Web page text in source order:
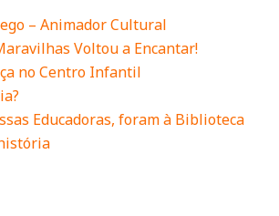
– Animador Cultural
Voltou a Encantar!
no Centro Infantil
Educadoras, foram à Biblioteca